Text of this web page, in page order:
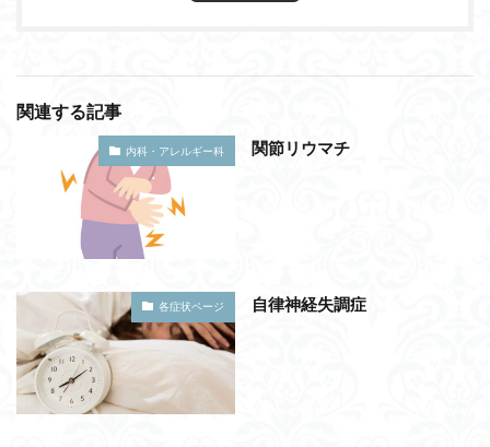
関連する記事
内科・アレルギー科 関節リウマチ
各症状ページ 自律神経失調症